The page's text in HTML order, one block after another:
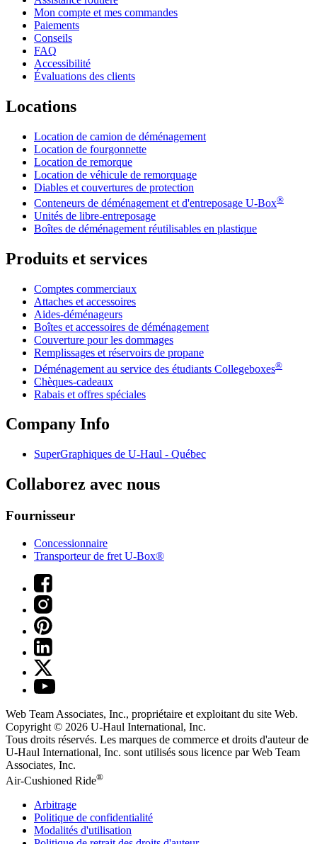
Mon compte et mes commandes
Paiements
Conseils
FAQ
Accessibilité
Évaluations des clients
Locations
Location de camion de déménagement
Location de fourgonnette
Location de remorque
Location de véhicule de remorquage
Diables et couvertures de protection
Conteneurs de déménagement et d'entreposage U-Box®
Unités de libre-entreposage
Boîtes de déménagement réutilisables en plastique
Produits et services
Comptes commerciaux
Attaches et accessoires
Aides-déménageurs
Boîtes et accessoires de déménagement
Couverture pour les dommages
Remplissages et réservoirs de propane
Déménagement au service des étudiants Collegeboxes®
Chèques-cadeaux
Rabais et offres spéciales
Company Info
SuperGraphiques de U-Haul - Québec
Collaborez avec nous
Fournisseur
Concessionnaire
Transporteur de fret U-Box®
Web Team Associates, Inc., propriétaire et exploitant du site Web.
Copyright © 2026 U-Haul International, Inc.
Tous droits réservés. Les marques de commerce et droits d'auteur de
U-Haul International, Inc. sont utilisés sous licence par Web Team
Associates, Inc.
Air-Cushioned Ride®
Arbitrage
Politique de confidentialité
Modalités d'utilisation